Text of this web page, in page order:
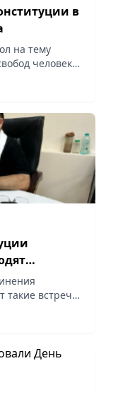
в
на тему
человека:
такие встречи
сообщает